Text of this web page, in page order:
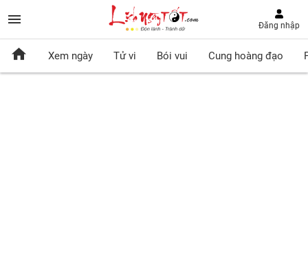
Đăng nhập
Xem ngày Tử vi Bói vui Cung hoàng đạo